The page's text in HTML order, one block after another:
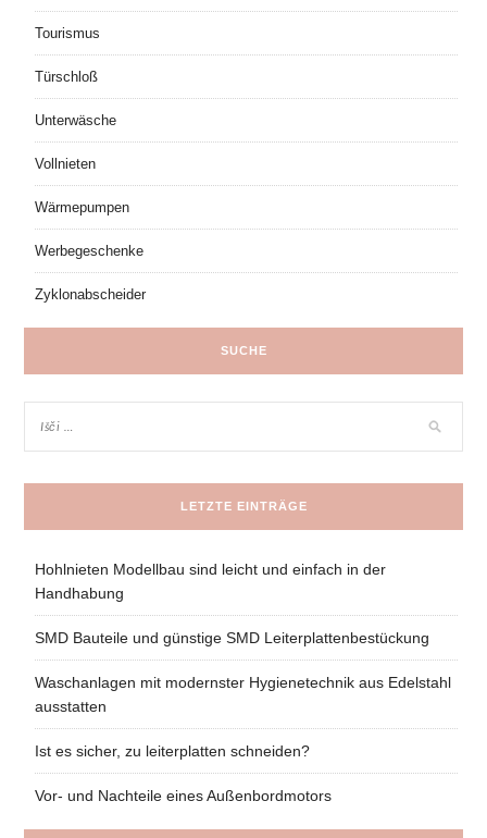
Tourismus
Türschloß
Unterwäsche
Vollnieten
Wärmepumpen
Werbegeschenke
Zyklonabscheider
SUCHE
LETZTE EINTRÄGE
Hohlnieten Modellbau sind leicht und einfach in der
Handhabung
SMD Bauteile und günstige SMD Leiterplattenbestückung
Waschanlagen mit modernster Hygienetechnik aus Edelstahl
ausstatten
Ist es sicher, zu leiterplatten schneiden?
Vor- und Nachteile eines Außenbordmotors